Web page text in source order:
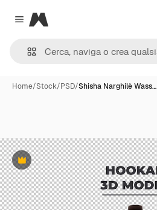
Close menu
Magnific
Home/Stock/PSD/Shisha Narghilè Wass…
Premium